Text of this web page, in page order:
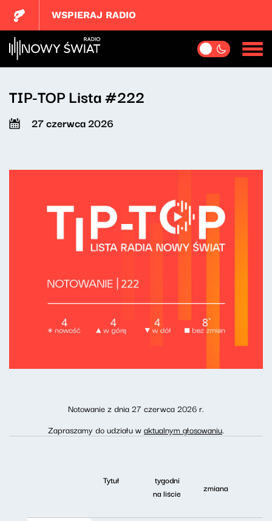
WSPIERAJ RADIO
TIP-TOP Lista #222
27 czerwca 2026
Notowanie z dnia 27 czerwca 2026 r.
Zapraszamy do udziału waktualnym głosowaniu.
Tytuł
tygodni
na liście
zmiana